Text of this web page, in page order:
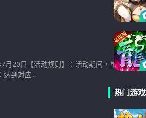
月20日【活动规则】：活动期间，单日
达到对应...
热门游戏